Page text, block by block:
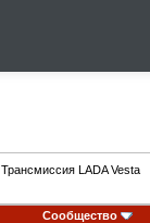
Трансмиссия LADA Vesta
Сообщество